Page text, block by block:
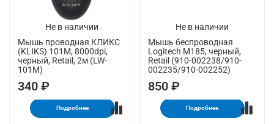
Не в наличии
Мышь проводная КЛИКС
(KLIKS) 101M, 8000dpi,
черный, Retail, 2м (LW-
101M)
340 ₽
Подробнее
Не в наличии
Мышь беспроводная
Logitech M185, черный,
Retail (910-002238/910-
002235/910-002252)
850 ₽
Подробнее